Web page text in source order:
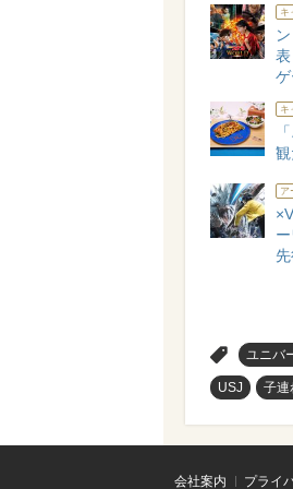
キ
キ
ア
ユニバ
USJ 子連
会社案内 プライ